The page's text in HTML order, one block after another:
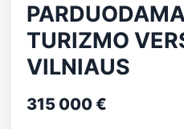
TURIZMO
VILNIAUS
315 000 €